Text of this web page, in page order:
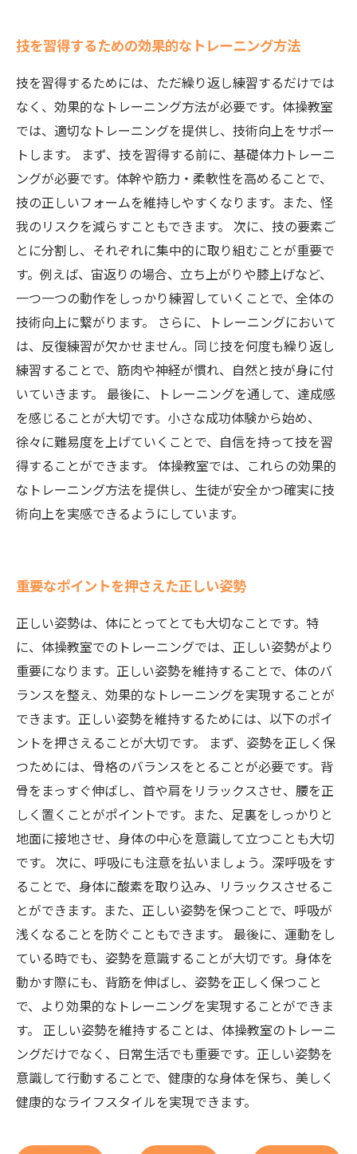
技を習得するための効果的なトレーニング方法
技を習得するためには、ただ繰り返し練習するだけでは
なく、効果的なトレーニング方法が必要です。体操教室
では、適切なトレーニングを提供し、技術向上をサポー
トします。 まず、技を習得する前に、基礎体力トレーニ
ングが必要です。体幹や筋力・柔軟性を高めることで、
技の正しいフォームを維持しやすくなります。また、怪
我のリスクを減らすこともできます。 次に、技の要素ご
とに分割し、それぞれに集中的に取り組むことが重要で
す。例えば、宙返りの場合、立ち上がりや膝上げなど、
一つ一つの動作をしっかり練習していくことで、全体の
技術向上に繋がります。 さらに、トレーニングにおいて
は、反復練習が欠かせません。同じ技を何度も繰り返し
練習することで、筋肉や神経が慣れ、自然と技が身に付
いていきます。 最後に、トレーニングを通して、達成感
を感じることが大切です。小さな成功体験から始め、
徐々に難易度を上げていくことで、自信を持って技を習
得することができます。 体操教室では、これらの効果的
なトレーニング方法を提供し、生徒が安全かつ確実に技
術向上を実感できるようにしています。
重要なポイントを押さえた正しい姿勢
正しい姿勢は、体にとってとても大切なことです。特
に、体操教室でのトレーニングでは、正しい姿勢がより
重要になります。正しい姿勢を維持することで、体のバ
ランスを整え、効果的なトレーニングを実現することが
できます。正しい姿勢を維持するためには、以下のポイ
ントを押さえることが大切です。 まず、姿勢を正しく保
つためには、骨格のバランスをとることが必要です。背
骨をまっすぐ伸ばし、首や肩をリラックスさせ、腰を正
しく置くことがポイントです。また、足裏をしっかりと
地面に接地させ、身体の中心を意識して立つことも大切
です。 次に、呼吸にも注意を払いましょう。深呼吸をす
ることで、身体に酸素を取り込み、リラックスさせるこ
とができます。また、正しい姿勢を保つことで、呼吸が
浅くなることを防ぐこともできます。 最後に、運動をし
ている時でも、姿勢を意識することが大切です。身体を
動かす際にも、背筋を伸ばし、姿勢を正しく保つこと
で、より効果的なトレーニングを実現することができま
す。 正しい姿勢を維持することは、体操教室のトレーニ
ングだけでなく、日常生活でも重要です。正しい姿勢を
意識して行動することで、健康的な身体を保ち、美しく
健康的なライフスタイルを実現できます。